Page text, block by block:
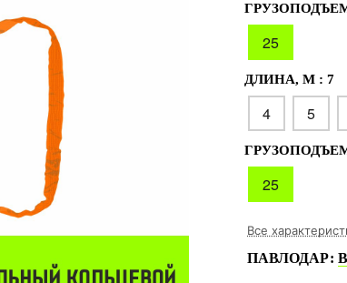
25
ДЛИНА, М : 7
4 5
25
Все
ПАВЛОДАР: